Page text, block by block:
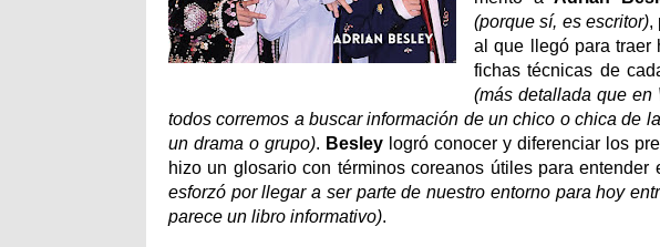
(porque sí, es escritor),
al que llegó para traer
fichas técnicas de
(más detallada que en
todos corremos a buscar información de un chico o chica de
un drama o grupo). Besley logró conocer y diferenciar los
hizo un glosario con términos coreanos útiles para entender
esforzó por llegar a ser parte de nuestro entorno para hoy
parece un libro informativo).